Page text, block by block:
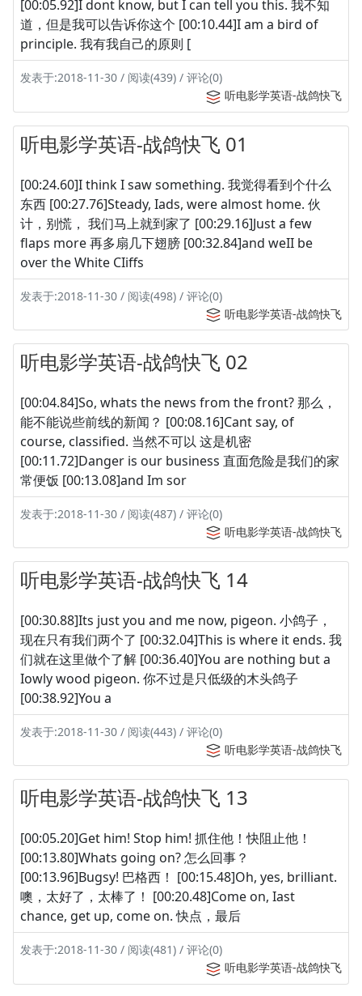
[00:05.92]I dont know, but I can tell you this. 我不知
道，但是我可以告诉你这个 [00:10.44]I am a bird of
principle. 我有我自己的原则 [
发表于:2018-11-30 / 阅读(439) / 评论(0)
听电影学英语-战鸽快飞
听电影学英语-战鸽快飞 01
[00:24.60]I think I saw something. 我觉得看到个什么
东西 [00:27.76]Steady, Iads, were almost home. 伙
计，别慌， 我们马上就到家了 [00:29.16]Just a few
flaps more 再多扇几下翅膀 [00:32.84]and weII be
over the White CIiffs
发表于:2018-11-30 / 阅读(498) / 评论(0)
听电影学英语-战鸽快飞
听电影学英语-战鸽快飞 02
[00:04.84]So, whats the news from the front? 那么，
能不能说些前线的新闻？ [00:08.16]Cant say, of
course, classified. 当然不可以 这是机密
[00:11.72]Danger is our business 直面危险是我们的家
常便饭 [00:13.08]and Im sor
发表于:2018-11-30 / 阅读(487) / 评论(0)
听电影学英语-战鸽快飞
听电影学英语-战鸽快飞 14
[00:30.88]Its just you and me now, pigeon. 小鸽子，
现在只有我们两个了 [00:32.04]This is where it ends. 我
们就在这里做个了解 [00:36.40]You are nothing but a
Iowly wood pigeon. 你不过是只低级的木头鸽子
[00:38.92]You a
发表于:2018-11-30 / 阅读(443) / 评论(0)
听电影学英语-战鸽快飞
听电影学英语-战鸽快飞 13
[00:05.20]Get him! Stop him! 抓住他！快阻止他！
[00:13.80]Whats going on? 怎么回事？
[00:13.96]Bugsy! 巴格西！ [00:15.48]Oh, yes, brilliant.
噢，太好了，太棒了！ [00:20.48]Come on, Iast
chance, get up, come on. 快点，最后
发表于:2018-11-30 / 阅读(481) / 评论(0)
听电影学英语-战鸽快飞